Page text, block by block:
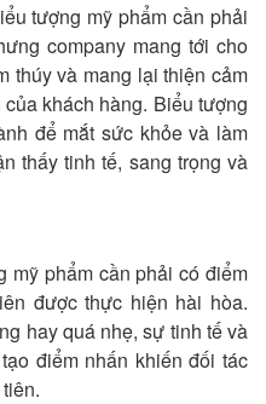
tượng mỹ phẩm cần phải
company mang tới cho
thúy và mang lại thiện cảm
khách hàng. Biểu tượng
để mắt sức khỏe và làm
thấy tinh tế, sang trọng và
mỹ phẩm cần phải có điểm
được thực hiện hài hòa.
hay quá nhẹ, sự tinh tế và
điểm nhấn khiến đối tác